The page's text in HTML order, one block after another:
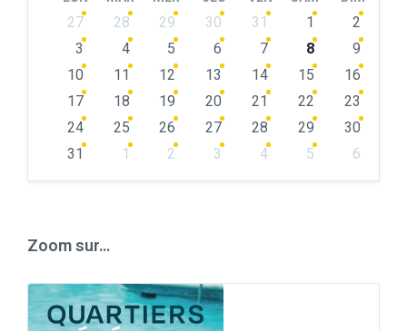
Skip
calendar
27 28 29 30 31 1
2
3
4 5 6 7 8
9
10
11 12 13 14 15
16
17
18 19 20 21 22
23
24
25 26 27 28 29
30
31
1 2 3 4 5
6
Zoom sur…